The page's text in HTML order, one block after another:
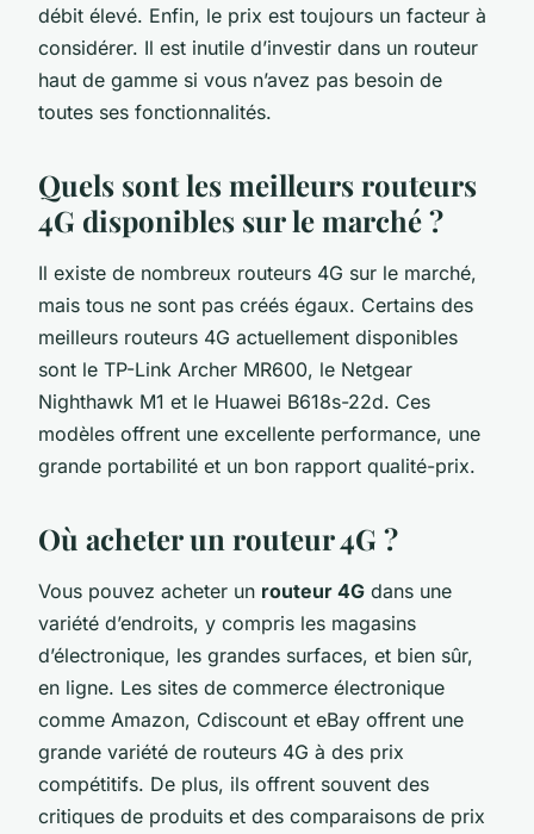
débit élevé. Enfin, le prix est toujours un facteur à
considérer. Il est inutile d’investir dans un routeur
haut de gamme si vous n’avez pas besoin de
toutes ses fonctionnalités.
Quels sont les meilleurs routeurs
4G disponibles sur le marché ?
Il existe de nombreux routeurs 4G sur le marché,
mais tous ne sont pas créés égaux. Certains des
meilleurs routeurs 4G actuellement disponibles
sont le TP-Link Archer MR600, le Netgear
Nighthawk M1 et le Huawei B618s-22d. Ces
modèles offrent une excellente performance, une
grande portabilité et un bon rapport qualité-prix.
Où acheter un routeur 4G ?
Vous pouvez acheter un routeur 4G dans une
variété d’endroits, y compris les magasins
d’électronique, les grandes surfaces, et bien sûr,
en ligne. Les sites de commerce électronique
comme Amazon, Cdiscount et eBay offrent une
grande variété de routeurs 4G à des prix
compétitifs. De plus, ils offrent souvent des
critiques de produits et des comparaisons de prix